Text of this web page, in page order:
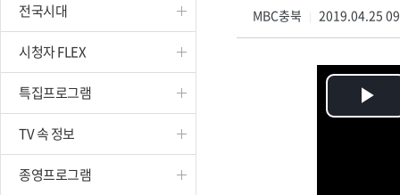
전국시대
시청자 FLEX
특집프로그램
TV 속 정보
종영프로그램
MBC충북 2019.04.25